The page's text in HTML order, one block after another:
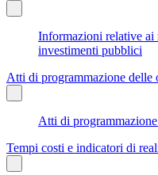
Informazioni relative ai
investimenti pubblici
Atti di programmazione delle
Atti di
Tempi costi e indicatori di